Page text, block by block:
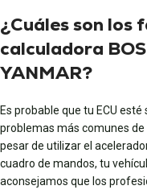
¿Cuáles son los
calculadora
YANMAR?
Es probable que tu ECU
problemas más comunes de
pesar de utilizar el
cuadro de mandos, tu
aconsejamos que los